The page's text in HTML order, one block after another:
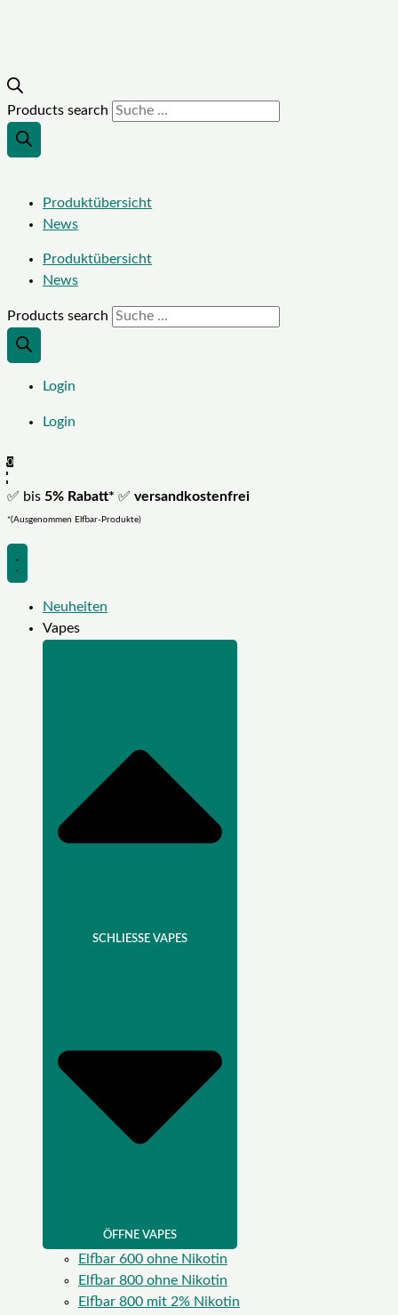
Products search
Produktübersicht
News
Produktübersicht
News
Products search
Login
Login
0
✅ bis 5% Rabatt* ✅ versandkostenfrei
*(Ausgenommen Elfbar-Produkte)
Neuheiten
Vapes
SCHLIESSE VAPES
ÖFFNE VAPES
Elfbar 600 ohne Nikotin
Elfbar 800 ohne Nikotin
Elfbar 800 mit 2% Nikotin